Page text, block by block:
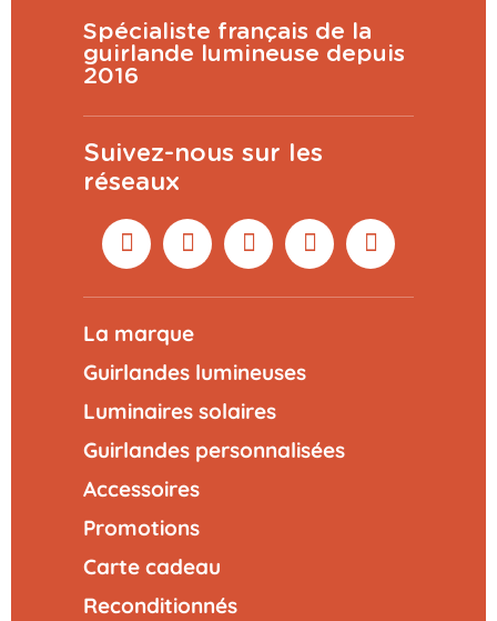
Spécialiste français de la
guirlande lumineuse depuis
2016
Suivez-nous sur les
réseaux
La marque
Guirlandes lumineuses
Luminaires solaires
Guirlandes personnalisées
Accessoires
Promotions
Carte cadeau
Reconditionnés